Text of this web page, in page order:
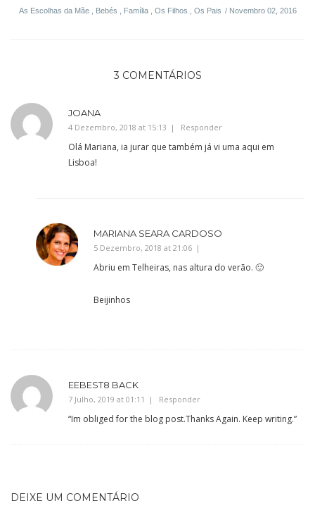
As Escolhas da Mãe, Bebés Família, Os Filhos Os Pais Novembro 02, 2016
3 COMENTÁRIOS
JOANA
4 Dezembro, 2018 at 15:13 Responder
Olá Mariana, ia jurar que também já vi uma aqui em
Lisboa!
MARIANA SEARA CARDOSO
5 Dezembro, 2018 at 21:06
Abriu em Telheiras, nas altura do verão. 🙂
Beijinhos
EEBEST8 BACK
7 Julho, 2019 at 01:11 Responder
“Im obliged for the blog post.Thanks Again. Keep writing.”
DEIXE UM COMENTÁRIO